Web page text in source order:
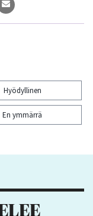
Hyödyllinen
En ymmärrä